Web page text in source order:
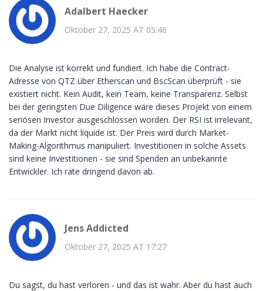
Adalbert Haecker
Oktober 27, 2025 AT 05:46
Die Analyse ist korrekt und fundiert. Ich habe die Contract-
Adresse von QTZ über Etherscan und BscScan überprüft - sie
existiert nicht. Kein Audit, kein Team, keine Transparenz. Selbst
bei der geringsten Due Diligence wäre dieses Projekt von einem
seriösen Investor ausgeschlossen worden. Der RSI ist irrelevant,
da der Markt nicht liquide ist. Der Preis wird durch Market-
Making-Algorithmus manipuliert. Investitionen in solche Assets
sind keine Investitionen - sie sind Spenden an unbekannte
Entwickler. Ich rate dringend davon ab.
Jens Addicted
Oktober 27, 2025 AT 17:27
Du sagst, du hast verloren - und das ist wahr. Aber du hast auch